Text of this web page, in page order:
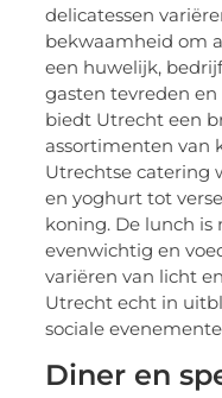
delicatessen
bekwaamheid om
een huwelijk,
gasten tevreden
biedt Utrecht een
assortimenten van
Utrechtse catering
en yoghurt tot
koning. De lunch is
evenwichtig en
variëren van licht
Utrecht echt in
sociale
Diner en